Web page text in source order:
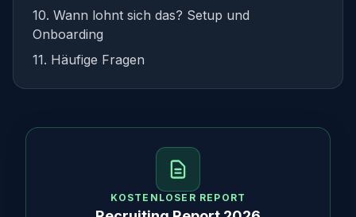
10. Wann lohnt sich das? Setup und
Onboarding
11. Häufige Fragen
KOSTENLOSER REPORT